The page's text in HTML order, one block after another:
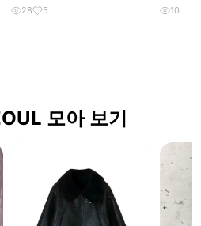
28 5 10
모아 보기